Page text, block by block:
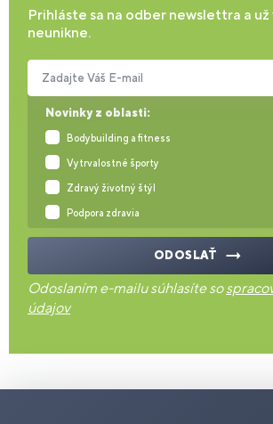
Prihláste sa na odber newslettra a už
neunikne.
Novinky z oblasti:
Bodybuilding a fitness
Vytrvalostné športy
Zdravý životný štýl
Podpora zdravia
Zadajte Váš E-mail
ODOSLAŤ
Odoslaním e-mailu súhlasíte so
údajov